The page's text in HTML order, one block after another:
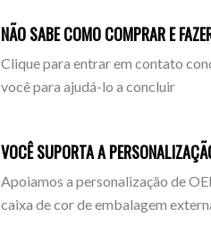
NÃO SABE COMO COMPRAR E
Clique para entrar em contato
você para ajudá-lo a concluir
VOCÊ SUPORTA A
Apoiamos a personalização de
caixa de cor de embalagem